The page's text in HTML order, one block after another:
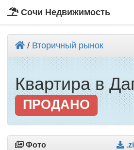
Сочи Недвижимость
/ Вторичный рынок
Квартира в
ПРОДАНО
Фото